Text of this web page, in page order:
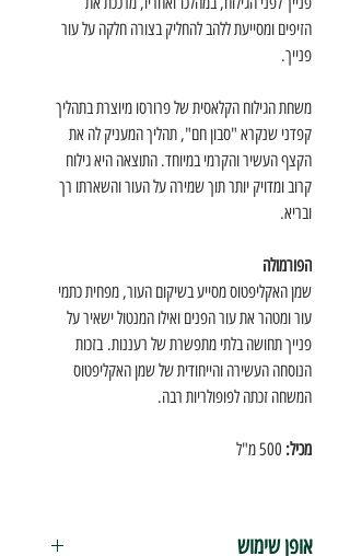
הזיפים ומסייעת ללהב להחליק בצורה חלקה על עור
פנייך.
משחת הגילוח הקלאסית של פרורסו מיוצרת בתהליך
קפדני שנקרא "סבון חם", תהליך המעניק לה את
הקצף העשיר והקרמי במיוחד. התוצאה היא גילוח
קרוב ומדויק יותר תוך שמירה על העור והשארתו רך
ובריא.
הפורמולה
שמן האקליפטוס מסייע בשיקום העור, מפחית כתמי
עור ומטהר את עור הפנים ואילו המנטול ישאיר על
פנייך תחושה בלתי מתפשרת של רעננות. בזכות
הנוסחה העשירה והייחודית של שמן האקליפטוס
המשחה זכתה לפופולריות רבה.
מכיל: 500 מ"ל
אופן שימוש